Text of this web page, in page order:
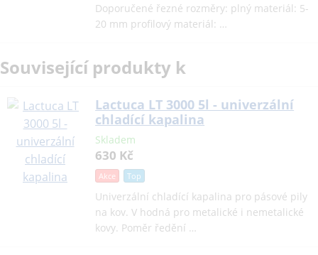
Doporučené řezné rozměry: plný materiál: 5-
20 mm profilový materiál: …
Související produkty k
Lactuca LT 3000 5l - univerzální
chladící kapalina
Skladem
630 Kč
Akce Top
Univerzální chladící kapalina pro pásové pily
na kov. V hodná pro metalické i nemetalické
kovy. Poměr ředění …